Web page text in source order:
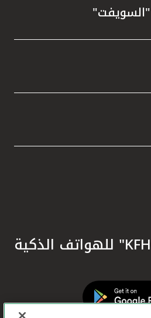
"السويفت"